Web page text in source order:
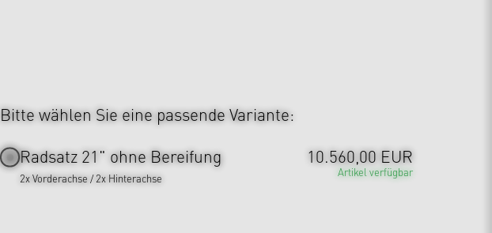
Bitte wählen Sie eine passende Variante:
Radsatz 21" ohne Bereifung
2x Vorderachse / 2x Hinterachse
10.560,00 EUR
Artikel verfügbar